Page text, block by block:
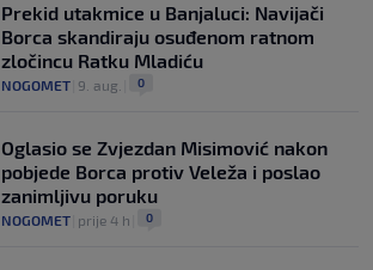
Prekid utakmice u Banjaluci: Navijači
Borca skandiraju osuđenom ratnom
zločincu Ratku Mladiću
NOGOMET 9. aug. 0
Oglasio se Zvjezdan Misimović nakon
pobjede Borca protiv Veleža i poslao
zanimljivu poruku
NOGOMET prije 4 h 0